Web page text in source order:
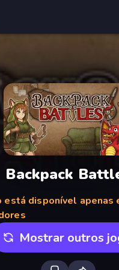
Backpack
está disponível apenas
Mostrar outros